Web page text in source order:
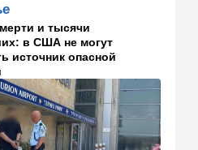
15 минут сна могут
здоровье:
нового
в Израиле на
жаркие деньки
и тысячи
в США не могут
источник опасной